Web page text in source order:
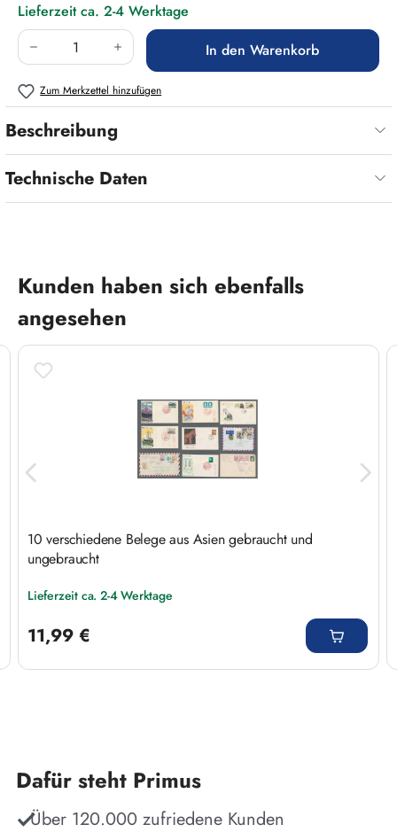
Lieferzeit ca. 2-4 Werktage
Produkt Anzahl: Gib den gewünschten Wert
In den Warenkorb
Zum Merkzettel hinzufügen
Beschreibung
Technische Daten
Produktgalerie überspringen
Kunden haben sich ebenfalls
angesehen
10 verschiedene Belege aus Asien gebraucht und
ungebraucht
Lieferzeit ca. 2-4 Werktage
11,99 €
Dafür steht Primus
Über 120.000 zufriedene Kunden